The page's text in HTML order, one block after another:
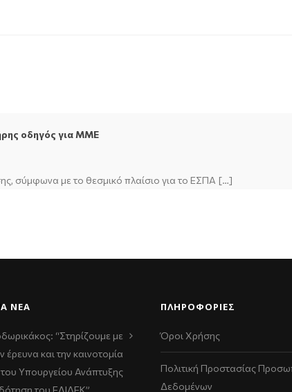
οδηγός για ΜΜΕ
σύμφωνα με το θεσμικό πλαίσιο για το ΕΣΠΑ […]
ΝΈΑ
“Στηρίζουμε με
έρευνα και την καινοτομία
Υπουργείου Ανάπτυξης
του ΕΛΙΔΕΚ”
ΠΛΗΡΟΦΟΡΙΕΣ
Όροι Χρήσης
Πολιτική Προστασίας
Δεδομένων